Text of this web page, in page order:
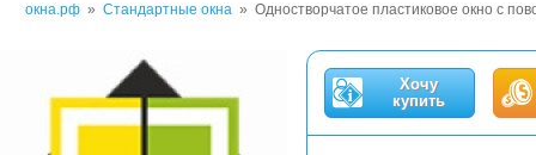
окна.рф » Стандартные окна » Одностворчатое пластиковое окно с
Хочу
купить